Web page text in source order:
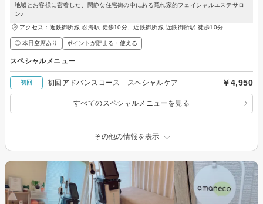
地域とお客様に密着した、閑静な住宅街の中にある隠れ家的フェイシャルエステサロ
ン♪
アクセス：近鉄御所線 忍海駅 徒歩10分、近鉄御所線 近鉄御所駅 徒歩10分
◎ 本日空席あり ポイントが貯まる・使える
スペシャルメニュー
初回 初回アドバンスコース スペシャルケア ￥4,950
すべてのスペシャルメニューを見る
その他の情報を表示